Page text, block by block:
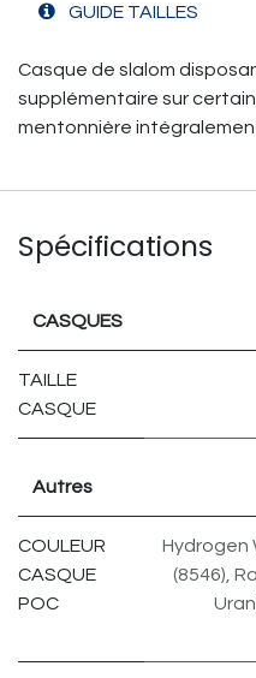
GUIDE TAILLES
Casque de slalom
supplémentaire sur
mentonnière
Spécifications
CASQUES
TAILLE
CASQUE
Autres
COULEUR
CASQUE
POC
Hydrogen
(8546)